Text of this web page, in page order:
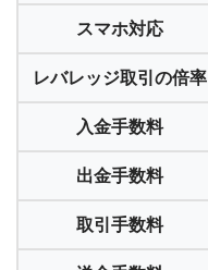
スマホ対応
レバレッジ取引の倍率
入金手数料
出金手数料
取引手数料